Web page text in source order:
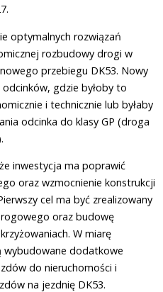
optymalnych rozwiązań
rozbudowy drogi w
przebiegu DK53. Nowy
gdzie byłoby to
i technicznie lub byłaby
odcinka do klasy GP (droga
inwestycja ma poprawić
oraz wzmocnienie konstrukcji
cel ma być zrealizowany
oraz budowę
W miarę
wybudowane dodatkowe
do nieruchomości i
na jezdnię DK53.